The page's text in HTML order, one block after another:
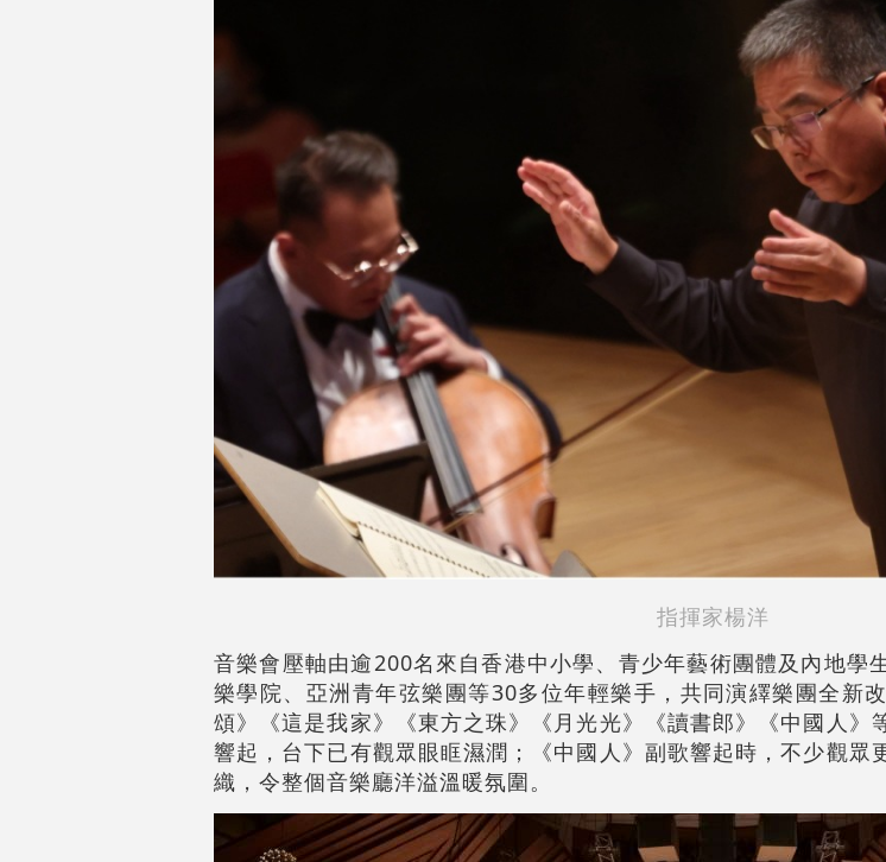
指揮家楊洋
音樂會壓軸由逾200名來自香港中小學、青少年藝術團體及內地學
樂學院、亞洲青年弦樂團等30多位年輕樂手，共同演繹樂團全新
頌》《這是我家》《東方之珠》《月光光》《讀書郎》《中國人》
響起，台下已有觀眾眼眶濕潤；《中國人》副歌響起時，不少觀眾
織，令整個音樂廳洋溢溫暖氛圍。